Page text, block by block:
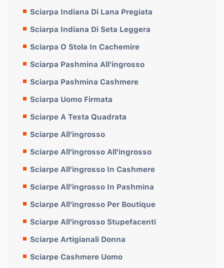
Sciarpa Indiana Di Lana Pregiata
Sciarpa Indiana Di Seta Leggera
Sciarpa O Stola In Cachemire
Sciarpa Pashmina All'ingrosso
Sciarpa Pashmina Cashmere
Sciarpa Uomo Firmata
Sciarpe A Testa Quadrata
Sciarpe All'ingrosso
Sciarpe All'ingrosso All'ingrosso
Sciarpe All'ingrosso In Cashmere
Sciarpe All'ingrosso In Pashmina
Sciarpe All'ingrosso Per Boutique
Sciarpe All'ingrosso Stupefacenti
Sciarpe Artigianali Donna
Sciarpe Cashmere Uomo